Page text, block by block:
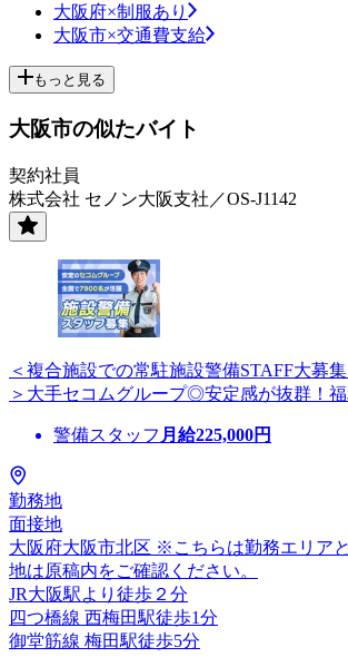
大阪府×制服あり
大阪市×交通費支給
もっと見る
大阪市の似たバイト
契約社員
株式会社 セノン大阪支社／OS-J1142
＜複合施設での常駐施設警備STAFF大募
＞大手セコムグループ◎安定感が抜群！福
警備スタッフ 月給225,000円
勤務地
面接地
大阪府大阪市北区 ※こちらは勤務エリア
地は原稿内をご確認ください。
JR大阪駅より徒歩２分
四つ橋線 西梅田駅徒歩1分
御堂筋線 梅田駅徒歩5分